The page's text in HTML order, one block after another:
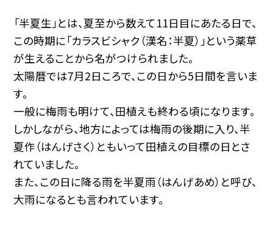
「半夏生」とは、夏至から数えて11日目にあたる日で、
この時期に「カラスビシャク（漢名：半夏）」という薬草
が生えることから名がつけられました。
太陽暦では7月2日ころで、この日から5日間を言いま
す。
一般に梅雨も明けて、田植えも終わる頃になります。
しかしながら、地方によっては梅雨の後期に入り、半
夏作（はんげさく）ともいって田植えの目標の日とさ
れていました。
また、この日に降る雨を半夏雨（はんげあめ）と呼び、
大雨になるとも言われています。